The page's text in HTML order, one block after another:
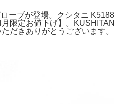
ーブが登場。クシタニ K5188
限定お値下げ】。
だきありがとうございます。